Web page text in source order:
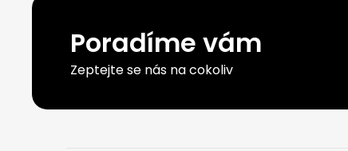
Poradíme vám
Zeptejte se nás na cokoliv